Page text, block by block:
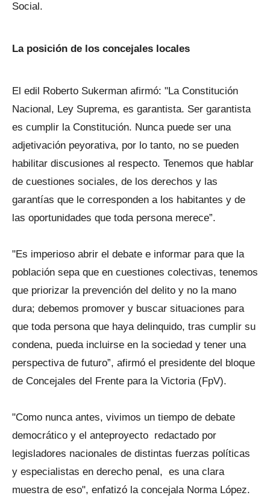
Social.
La posición de los concejales locales
El edil Roberto Sukerman afirmó: "La Constitución
Nacional, Ley Suprema, es garantista. Ser garantista
es cumplir la Constitución. Nunca puede ser una
adjetivación peyorativa, por lo tanto, no se pueden
habilitar discusiones al respecto. Tenemos que hablar
de cuestiones sociales, de los derechos y las
garantías que le corresponden a los habitantes y de
las oportunidades que toda persona merece”.
"Es imperioso abrir el debate e informar para que la
población sepa que en cuestiones colectivas, tenemos
que priorizar la prevención del delito y no la mano
dura; debemos promover y buscar situaciones para
que toda persona que haya delinquido, tras cumplir su
condena, pueda incluirse en la sociedad y tener una
perspectiva de futuro”, afirmó el presidente del bloque
de Concejales del Frente para la Victoria (FpV).
"Como nunca antes, vivimos un tiempo de debate
democrático y el anteproyecto redactado por
legisladores nacionales de distintas fuerzas políticas
y especialistas en derecho penal, es una clara
muestra de eso", enfatizó la concejala Norma López.